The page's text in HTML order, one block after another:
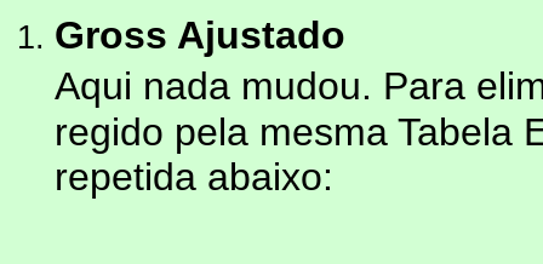
Gross Ajustado
Aqui nada mudou. Para
regido pela mesma Tabela
repetida abaixo: